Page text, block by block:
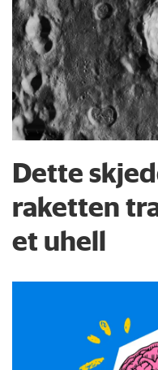
Dette
raketten
et uhell